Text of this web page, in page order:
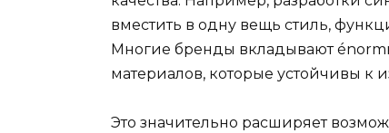
вместить в одну вещь стиль,
Многие бренды вкладывают
материалов, которые устойчивы к
Это значительно расширяет